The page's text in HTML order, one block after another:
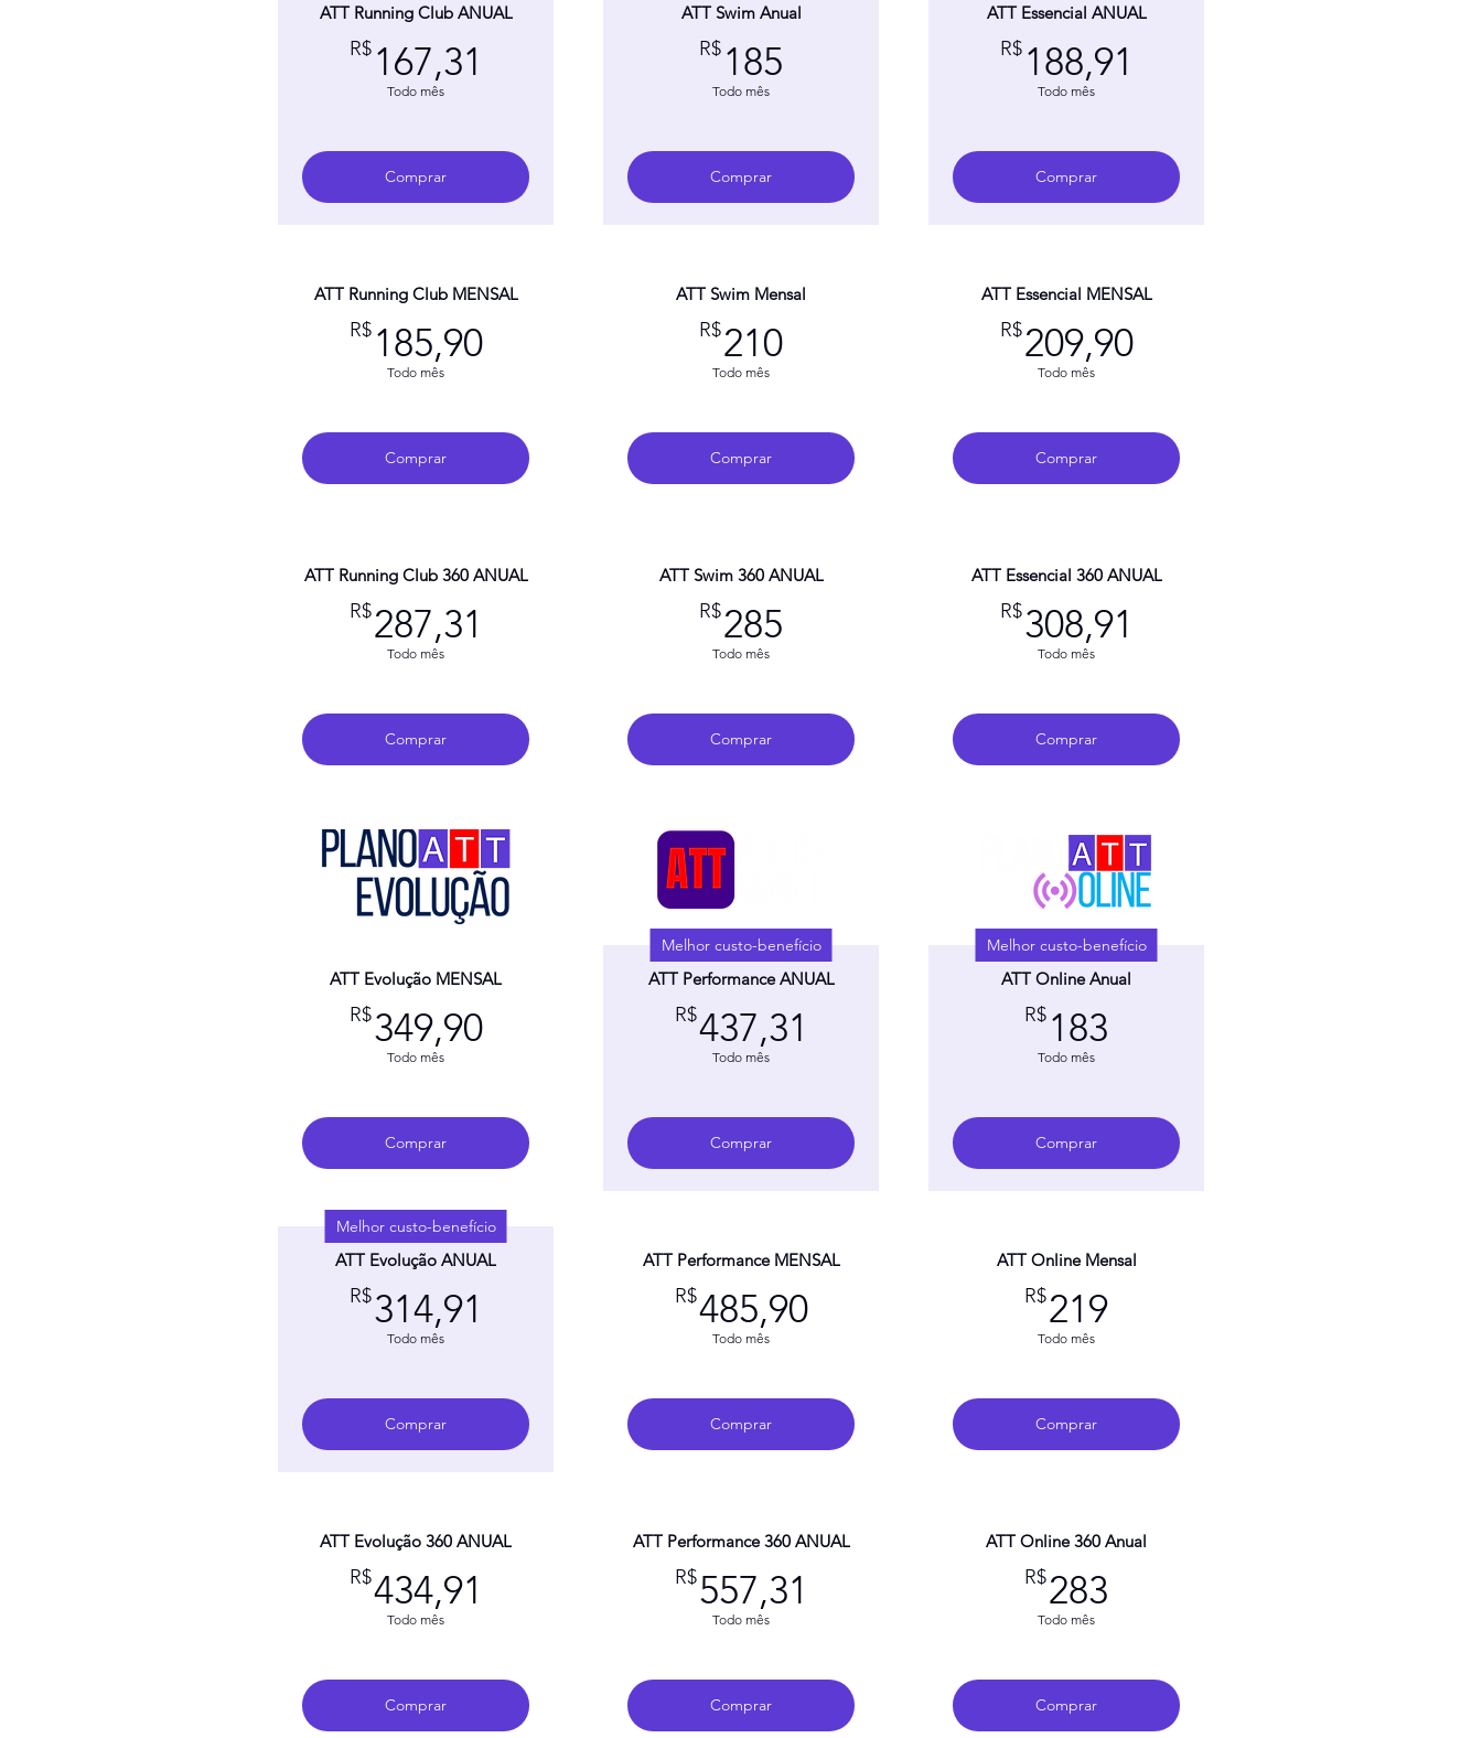
ATT Running Club ANUAL
R$ 167,31
Todo mês
Comprar
ATT Running Club MENSAL
R$ 185,90185,90R$
Todo mês
Comprar
ATT Running Club 360 ANUAL
R$287,31
Todo mês
Comprar
ATT Swim Anual
R$ 185
Todo mês
Comprar
ATT Swim Mensal
R$210
Todo mês
Comprar
ATT Swim 360 ANUAL
R$285
Todo mês
Comprar
ATT Essencial ANUAL
R$ 188,91
Todo mês
Comprar
ATT Essencial MENSAL
R$209,90209,90R$
Todo mês
Comprar
ATT Essencial 360 ANUAL
R$308,91
Todo mês
Comprar
ATT Evolução MENSAL
R$349,90349,90R$
Todo mês
Comprar
Melhor custo-benefício
ATT Evolução ANUAL
R$314,91
Todo mês
Comprar
ATT Evolução 360 ANUAL
R$434,91
Todo mês
Comprar
Melhor custo-benefício
ATT Performance ANUAL
R$437,31
Todo mês
Comprar
ATT Performance MENSAL
R$485,90485,90R$
Todo mês
Comprar
ATT Performance 360 ANUAL
R$557,31
Todo mês
Comprar
Melhor custo-benefício
ATT Online Anual
R$ 183
Todo mês
Comprar
ATT Online Mensal
R$219
Todo mês
Comprar
ATT Online 360 Anual
R$283
Todo mês
Comprar